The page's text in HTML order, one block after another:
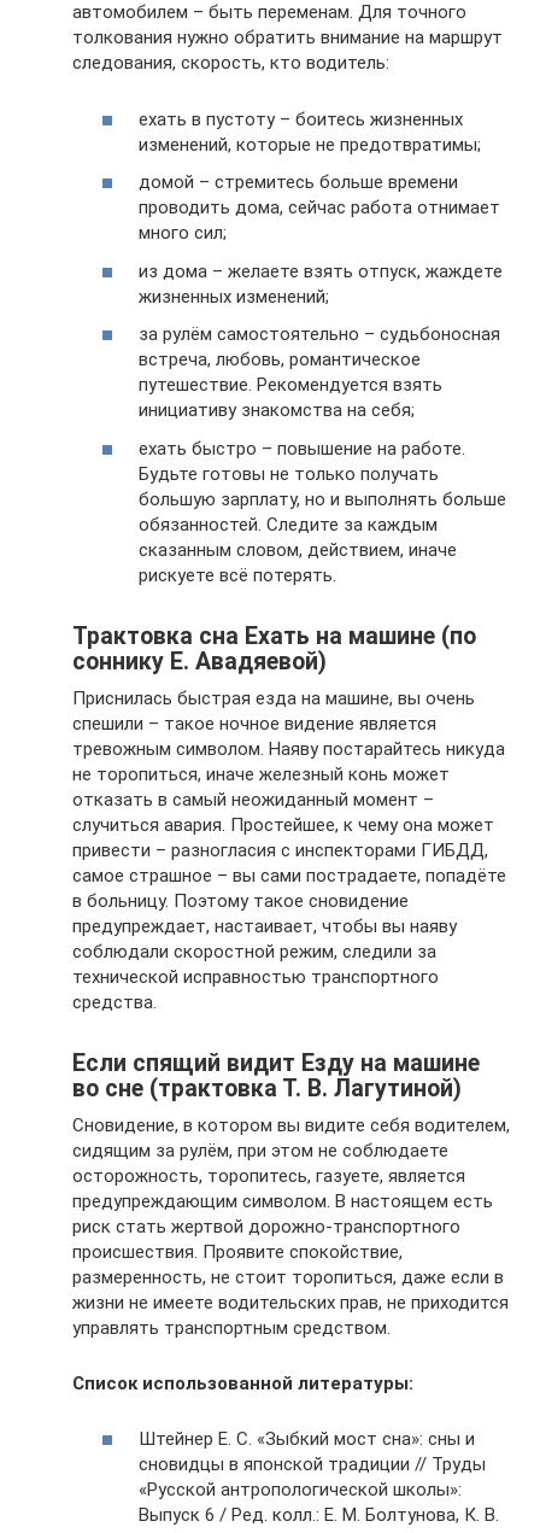
автомобилем – быть переменам. Для точного
толкования нужно обратить внимание на маршрут
следования, скорость, кто водитель:
ехать в пустоту – боитесь жизненных
изменений, которые не предотвратимы;
домой – стремитесь больше времени
проводить дома, сейчас работа отнимает
много сил;
из дома – желаете взять отпуск, жаждете
жизненных изменений;
за рулём самостоятельно – судьбоносная
встреча, любовь, романтическое
путешествие. Рекомендуется взять
инициативу знакомства на себя;
ехать быстро – повышение на работе.
Будьте готовы не только получать
большую зарплату, но и выполнять больше
обязанностей. Следите за каждым
сказанным словом, действием, иначе
рискуете всё потерять.
Трактовка сна Ехать на машине (по
соннику Е. Авадяевой)
Приснилась быстрая езда на машине, вы очень
спешили – такое ночное видение является
тревожным символом. Наяву постарайтесь никуда
не торопиться, иначе железный конь может
отказать в самый неожиданный момент –
случиться авария. Простейшее, к чему она может
привести – разногласия с инспекторами ГИБДД,
самое страшное – вы сами пострадаете, попадёте
в больницу. Поэтому такое сновидение
предупреждает, настаивает, чтобы вы наяву
соблюдали скоростной режим, следили за
технической исправностью транспортного
средства.
Если спящий видит Езду на машине
во сне (трактовка Т. В. Лагутиной)
Сновидение, в котором вы видите себя водителем,
сидящим за рулём, при этом не соблюдаете
осторожность, торопитесь, газуете, является
предупреждающим символом. В настоящем есть
риск стать жертвой дорожно-транспортного
происшествия. Проявите спокойствие,
размеренность, не стоит торопиться, даже если в
жизни не имеете водительских прав, не приходится
управлять транспортным средством.
Список использованной литературы:
Штейнер Е. С. «Зыбкий мост сна»: сны и
сновидцы в японской традиции // Труды
«Русской антропологической школы»:
Выпуск 6 / Ред. колл.: Е. М. Болтунова, К. В.